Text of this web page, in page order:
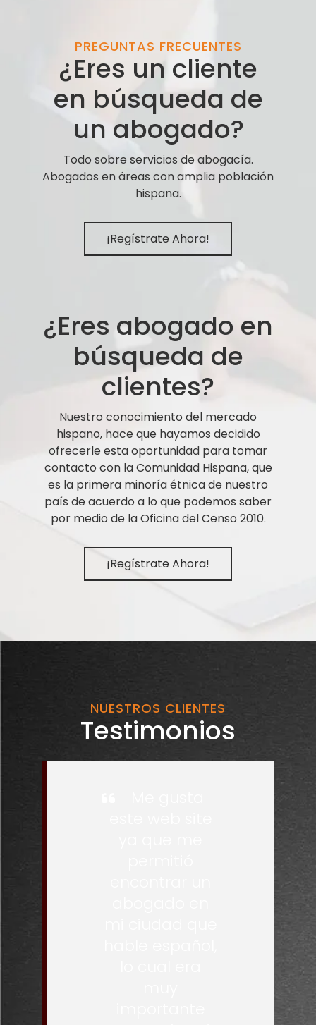
PREGUNTAS FRECUENTES
¿Eres un cliente
en búsqueda de
un abogado?
Todo sobre servicios de abogacía.
Abogados en áreas con amplia población
hispana.
¡Regístrate Ahora!
¿Eres abogado en
búsqueda de
clientes?
Nuestro conocimiento del mercado
hispano, hace que hayamos decidido
ofrecerle esta oportunidad para tomar
contacto con la Comunidad Hispana, que
es la primera minoría étnica de nuestro
país de acuerdo a lo que podemos saber
por medio de la Oficina del Censo 2010.
¡Regístrate Ahora!
NUESTROS CLIENTES
Testimonios